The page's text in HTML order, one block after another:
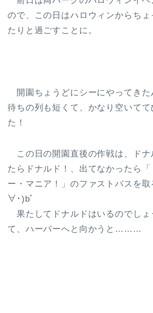
ので、この日はハロウィンからちょ
たりと過ごすことに。
開園ちょうどにシーにやってきた
待ちの列も短くて、かなり空いてて
た！
この日の開園直後の作戦は、ドナ
たらドナルド！、出てなかったら「
ー・マニア！」のファストパスを取
∀･)bﾞ
果たしてドナルドはいるのでしょ
て、ハーバーへと向かうと………